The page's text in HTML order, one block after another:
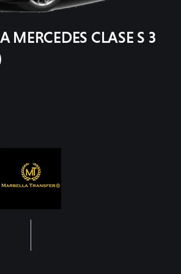
MERCEDES CLASE S 3